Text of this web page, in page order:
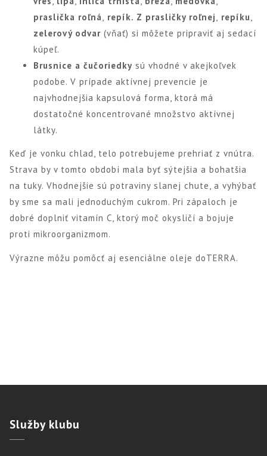
praslička roľná, repík. Z prasličky roľnej, repíku,
zelerový odvar(vňať) si môžete pripraviť aj sedací
kúpeľ.
Brusnice a čučoriedky sú vhodné v akejkoľvek
podobe. V prípade aktívnej prevencie je
najvhodnejšia kapsulová forma, ktorá má
dostatočné koncentrované množstvo aktívnej
látky.
Keď je vonku chlad, telo potrebujeme prehriať z vnútra.
Strava by v tomto období mala byť sýtejšia a bohatšia
na tuky. Vhodnejšie sú potraviny slanej chute, a vyhýbať
by sme sa mali jednoduchým cukrom. Pri zápaloch je
dobré doplniť vitamín C, ktorý moč okysličí a bojuje
proti mikroorganizmom.
Výrazne môžu pomôcť aj esenciálne oleje doTERRA.
Službyklubu